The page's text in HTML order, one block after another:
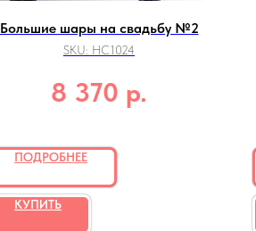
Большие шары на свадьбу №2
SKU: НС1024
8 370 р.
ПОДРОБНЕЕ
КУПИТЬ